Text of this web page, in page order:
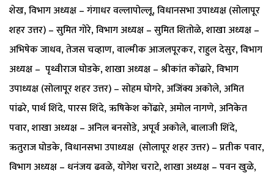
शेख, विभाग अध्यक्ष – गंगाधर वल्लापोल्लू, विधानसभा उपाध्यक्ष (सोलापूर
शहर उत्तर) – सुमित गोरे, विभाग अध्यक्ष – सुमित शितोळे, शाखा अध्यक्ष –
अभिषेक जाधव, तेजस चव्हाण, वाल्मीक आजलपूरकर, राहुल देसुर, विभाग
अध्यक्ष – पृथ्वीराज घोडके, शाखा अध्यक्ष – श्रीकांत कोंढारे, विभाग
उपाध्यक्ष (सोलापूर शहर उत्तर) – सोहम घोगरे, अजिंक्य अकोले, अमित
पांढरे, पार्थ शिंदे, पारस शिंदे, ऋषिकेश कोंढारे, अमोल नागणे, अनिकेत
पवार, शाखा अध्यक्ष – अनिल बनसोडे, अपूर्व अकोले, बालाजी शिंदे,
ऋतुराज घोडके, विधानसभा उपाध्यक्ष (सोलापूर शहर उत्तर) – प्रतीक पवार,
विभाग अध्यक्ष – धनंजय ढवळे, योगेश चराटे, शाखा अध्यक्ष – पवन खुळे,